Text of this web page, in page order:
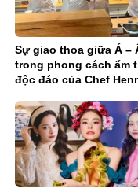
Sự giao thoa giữa Á –
trong phong cách ẩm
độc đáo của Chef